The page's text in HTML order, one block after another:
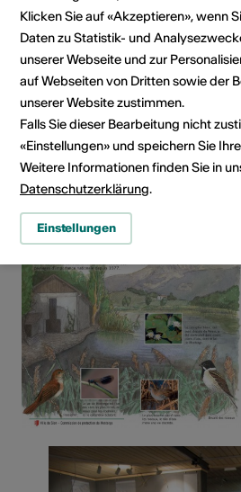
Webseite
Route planen
ÖV Fahrplan
Infrastruktur teilen
Klicken Sie auf «Akzeptieren», wenn
Daten zu Statistik- und
unserer Webseite und zur
auf Webseiten von Dritten sowie der
unserer Website zustimmen.
Falls Sie dieser Bearbeitung nicht
«Einstellungen» und speichern Sie
Weitere Informationen finden Sie in
Datenschutzerklärung.
Einstellungen